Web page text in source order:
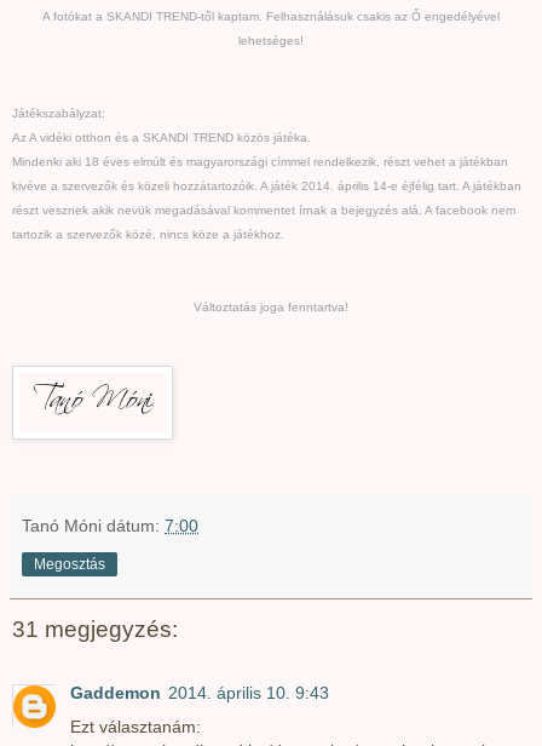
A fotókat a SKANDI TREND-től kaptam. Felhasználásuk csakis az Ő engedélyével
lehetséges!
Játékszabályzat:
Az A vidéki otthon és a SKANDI TREND közös játéka.
Mindenki aki 18 éves elmúlt és magyarországi címmel rendelkezik, részt vehet a játékban
kivéve a szervezők és közeli hozzátartozóik. A játék 2014. április 14-e éjfélig tart. A játékban
részt vesznek akik nevük megadásával kommentet írnak a bejegyzés alá. A facebook nem
tartozik a szervezők közé, nincs köze a játékhoz.
Változtatás joga fenntartva!
Tanó Móni dátum: 7:00
Megosztás
31 megjegyzés:
Gaddemon 2014. április 10. 9:43
Ezt választanám: